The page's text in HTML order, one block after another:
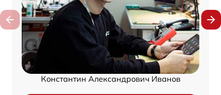
Константин Александрович Иванов